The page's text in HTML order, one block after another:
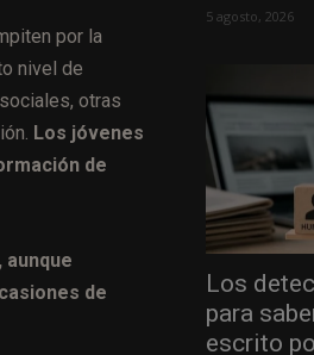
por la
nivel de
otras
Los jóvenes
de
aunque
de
5 agosto, 2026
Los
para
escrito